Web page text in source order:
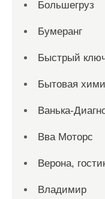
Большегруз
Бумеранг
Быстрый
Бытовая
Ванька-
Вва Моторс
Верона,
Владимир